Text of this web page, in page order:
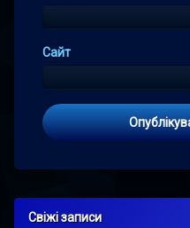
Сайт
Свіжі записи